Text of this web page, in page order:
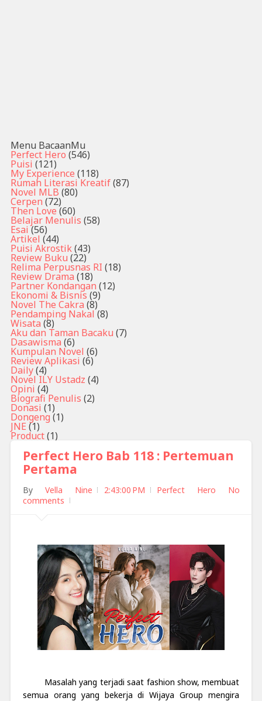
Menu BacaanMu
Perfect Hero (546)
Puisi (121)
My Experience (118)
Rumah Literasi Kreatif(87)
Novel MLB (80)
Cerpen (72)
Then Love (60)
Belajar Menulis (58)
Esai (56)
Artikel (44)
Puisi Akrostik(43)
Review Buku (22)
Relima Perpusnas RI (18)
Review Drama (18)
Partner Kondangan (12)
Ekonomi & Bisnis (9)
Novel The Cakra (8)
Pendamping Nakal (8)
Wisata (8)
Aku dan Taman Bacaku (7)
Dasawisma (6)
Kumpulan Novel (6)
Review Aplikasi (6)
Daily(4)
Novel ILY Ustadz (4)
Opini (4)
Biografi Penulis (2)
Donasi (1)
Dongeng (1)
JNE (1)
Product(1)
Perfect Hero Bab 118 : Pertemuan
Pertama
By Vella Nine 2:43:00 PM Perfect Hero
No
comments
Masalah yang terjadi saat fashion show, membuat
semua orang yang bekerja di Wijaya Group mengira